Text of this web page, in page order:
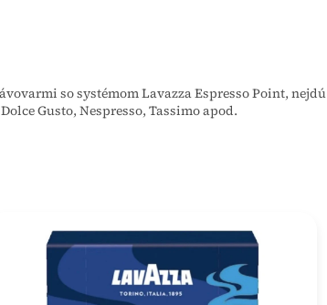
so systémom Lavazza Espresso Point, nejdú
Gusto, Nespresso, Tassimo apod.